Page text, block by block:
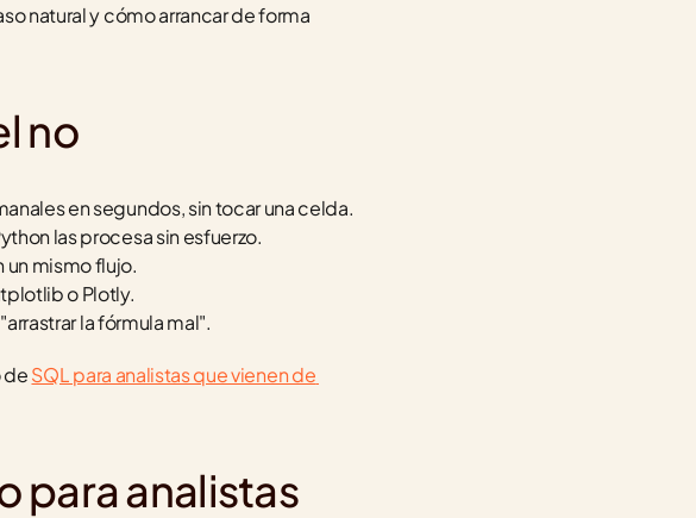
natural y cómo arrancar de forma
no
en segundos, sin tocar una celda.
las procesa sin esfuerzo.
un mismo flujo.
o Plotly.
la fórmula mal".
de SQL para analistas que vienen de
para analistas